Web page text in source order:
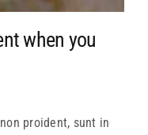
when you
proident, sunt in